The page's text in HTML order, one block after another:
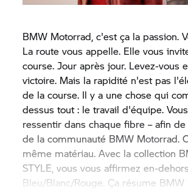
BMW Motorrad, c'est ça la passion.
La route vous appelle. Elle vous
course. Jour après jour. Levez-vous
victoire. Mais la rapidité n'est pas
de la course. Il y a une chose qui
dessus tout : le travail d'équipe.
ressentir dans chaque fibre – afin
de la communauté BMW Motorrad.
même matériau. Avec la collection
STYLE, vous vous affirmez en-
Bleu/Blanc/Rouge. Ça résume BMW